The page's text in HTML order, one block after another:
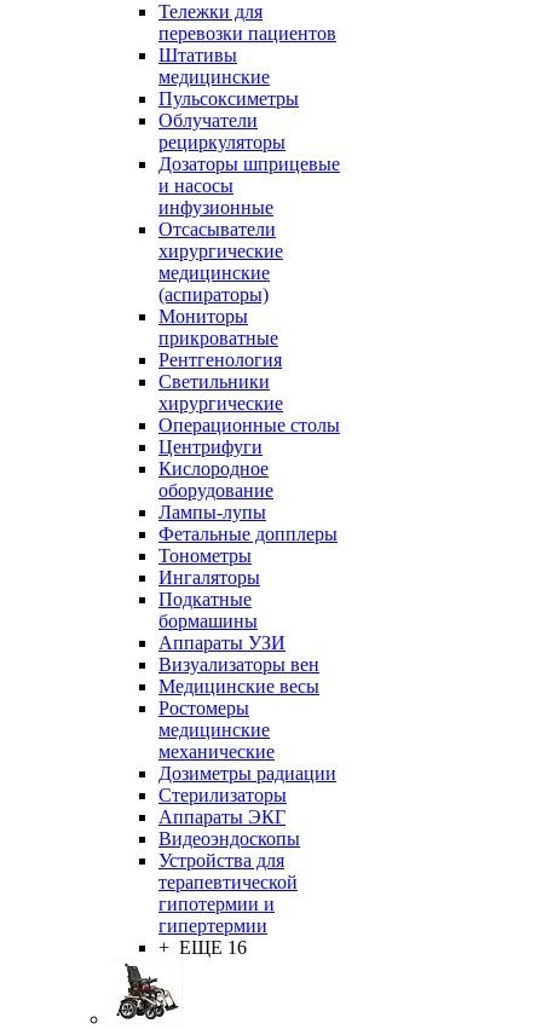
Тележки для
перевозки пациентов
Штативы
медицинские
Пульсоксиметры
Облучатели
рециркуляторы
Дозаторы шприцевые
и насосы
инфузионные
Отсасыватели
хирургические
медицинские
(аспираторы)
Мониторы
прикроватные
Рентгенология
Светильники
хирургические
Операционные столы
Центрифуги
Кислородное
оборудование
Лампы-лупы
Фетальные допплеры
Тонометры
Ингаляторы
Подкатные
бормашины
Аппараты УЗИ
Визуализаторы вен
Медицинские весы
Ростомеры
медицинские
механические
Дозиметры радиации
Стерилизаторы
Аппараты ЭКГ
Видеоэндоскопы
Устройства для
терапевтической
гипотермии и
гипертермии
+ ЕЩЕ 16